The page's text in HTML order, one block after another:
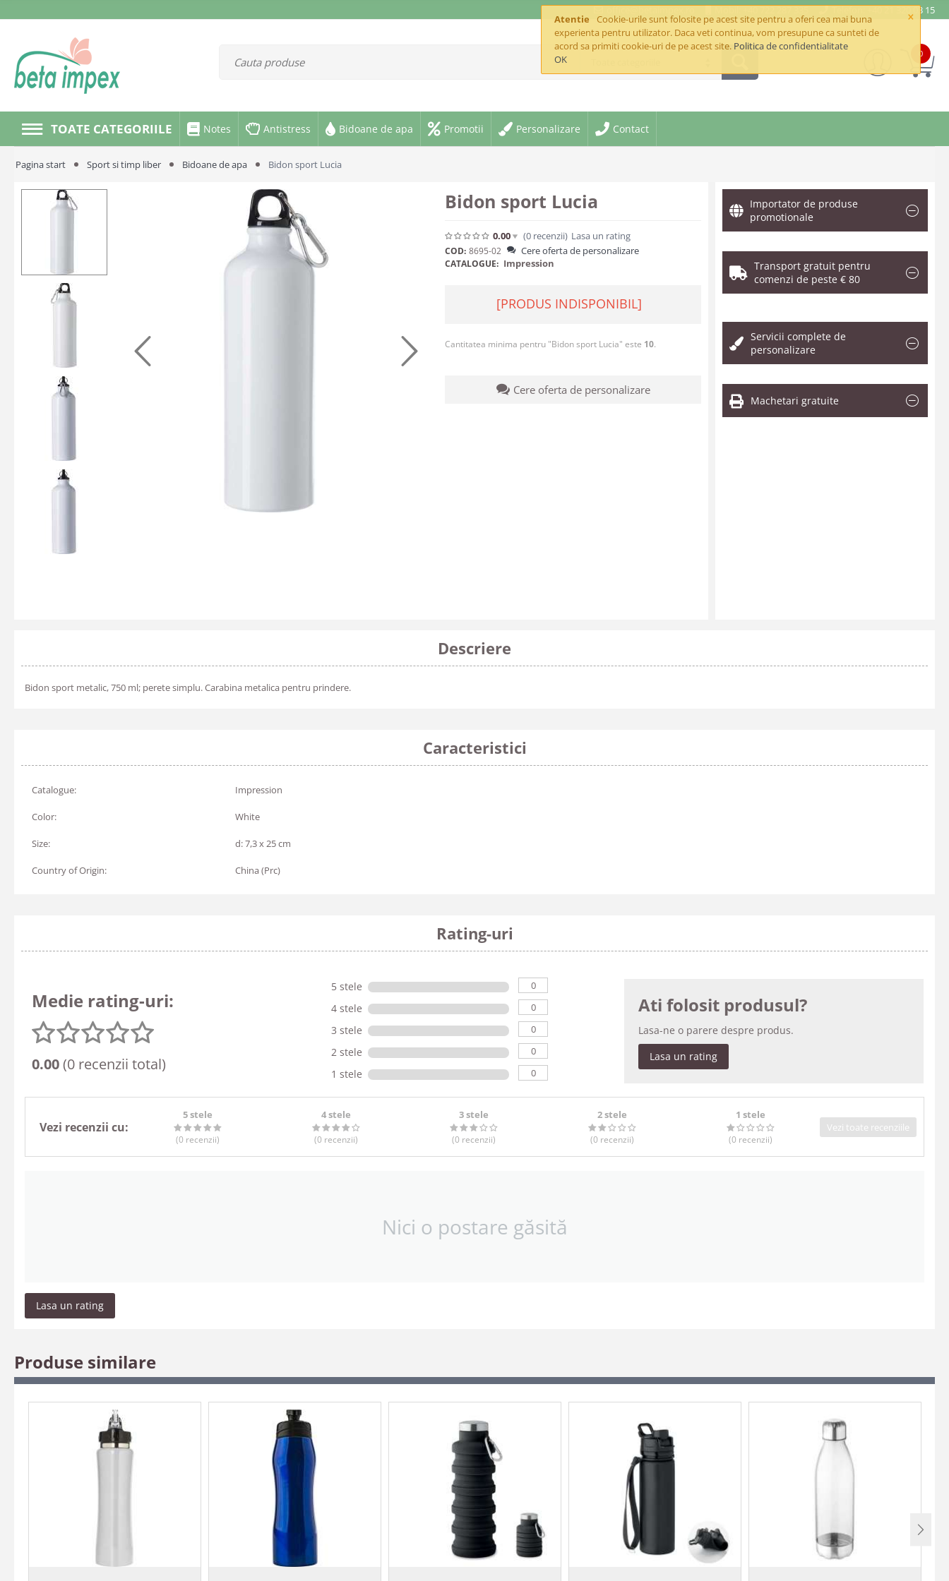
×
Atentie
Cookie-urile sunt folosite pe acest site pentru a oferi cea mai buna
experienta pentru utilizator. Daca veti continua, vom presupune ca sunteti de
acord sa primiti cookie-uri de pe acest site. Politica de confidentialitate
OK
office@betaimpex.ro Mobil: +40 722 287 335 Telefon: +40 21 320 03 15
0
TOATE CATEGORIILE Notes Antistress Bidoane de apa Promotii Personalizare Contact
Pagina start Sport si timp liber Bidoane de apa Bidon sport Lucia
Bidon sport Lucia
0.00 (0 recenzii) Lasa un rating
COD: 8695-02 Cere oferta de personalizare
CATALOGUE: Impression
[PRODUS INDISPONIBIL]
Cantitatea minima pentru "Bidon sport Lucia" este 10.
Cere oferta de personalizare
Importator de produse
promotionale
Transport gratuit pentru
comenzi de peste € 80
Servicii complete de
personalizare
Machetari gratuite
Descriere
Bidon sport metalic, 750 ml; perete simplu. Carabina metalica pentru prindere.
Caracteristici
Catalogue: Impression
Color: White
Size: d: 7,3 x 25 cm
Country of Origin: China (Prc)
Rating-uri
Medie rating-uri:
0.00(0 recenzii total)
5 stele 0
4 stele 0
3 stele 0
2 stele 0
1 stele 0
Ati folosit produsul?
Lasa-ne o parere despre produs.
Lasa un rating
Vezi recenzii cu:
5 stele
(0 recenzii)
4 stele
(0 recenzii)
3 stele
(0 recenzii)
2 stele
(0 recenzii)
1 stele
(0 recenzii)
Vezi toate recenziile
Nici o postare găsită
Lasa un rating
Produse similare